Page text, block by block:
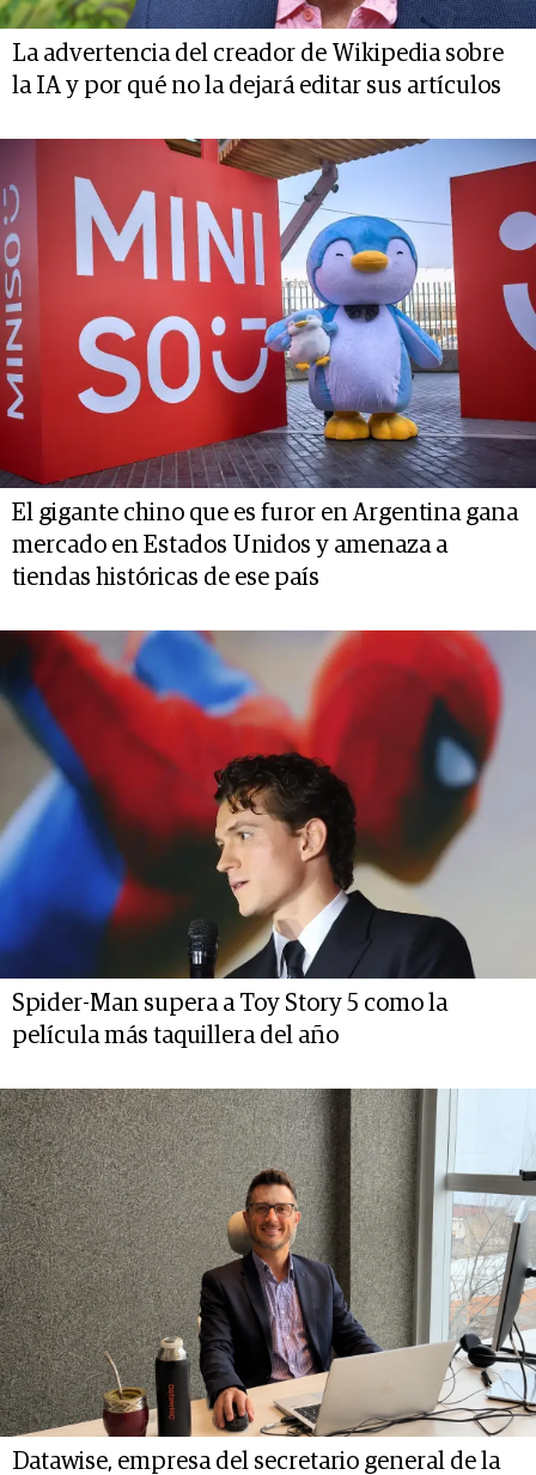
La advertencia del creador de Wikipedia sobre
la IA y por qué no la dejará editar sus artículos
El gigante chino que es furor en Argentina gana
mercado en Estados Unidos y amenaza a
tiendas históricas de ese país
Spider-Man supera a Toy Story 5 como la
película más taquillera del año
Datawise, empresa del secretario general de la